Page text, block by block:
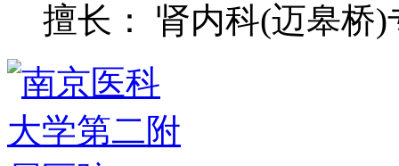
擅长： 肾内科(迈皋桥)